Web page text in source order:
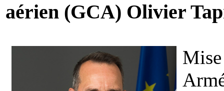
aérien (GCA) Olivier